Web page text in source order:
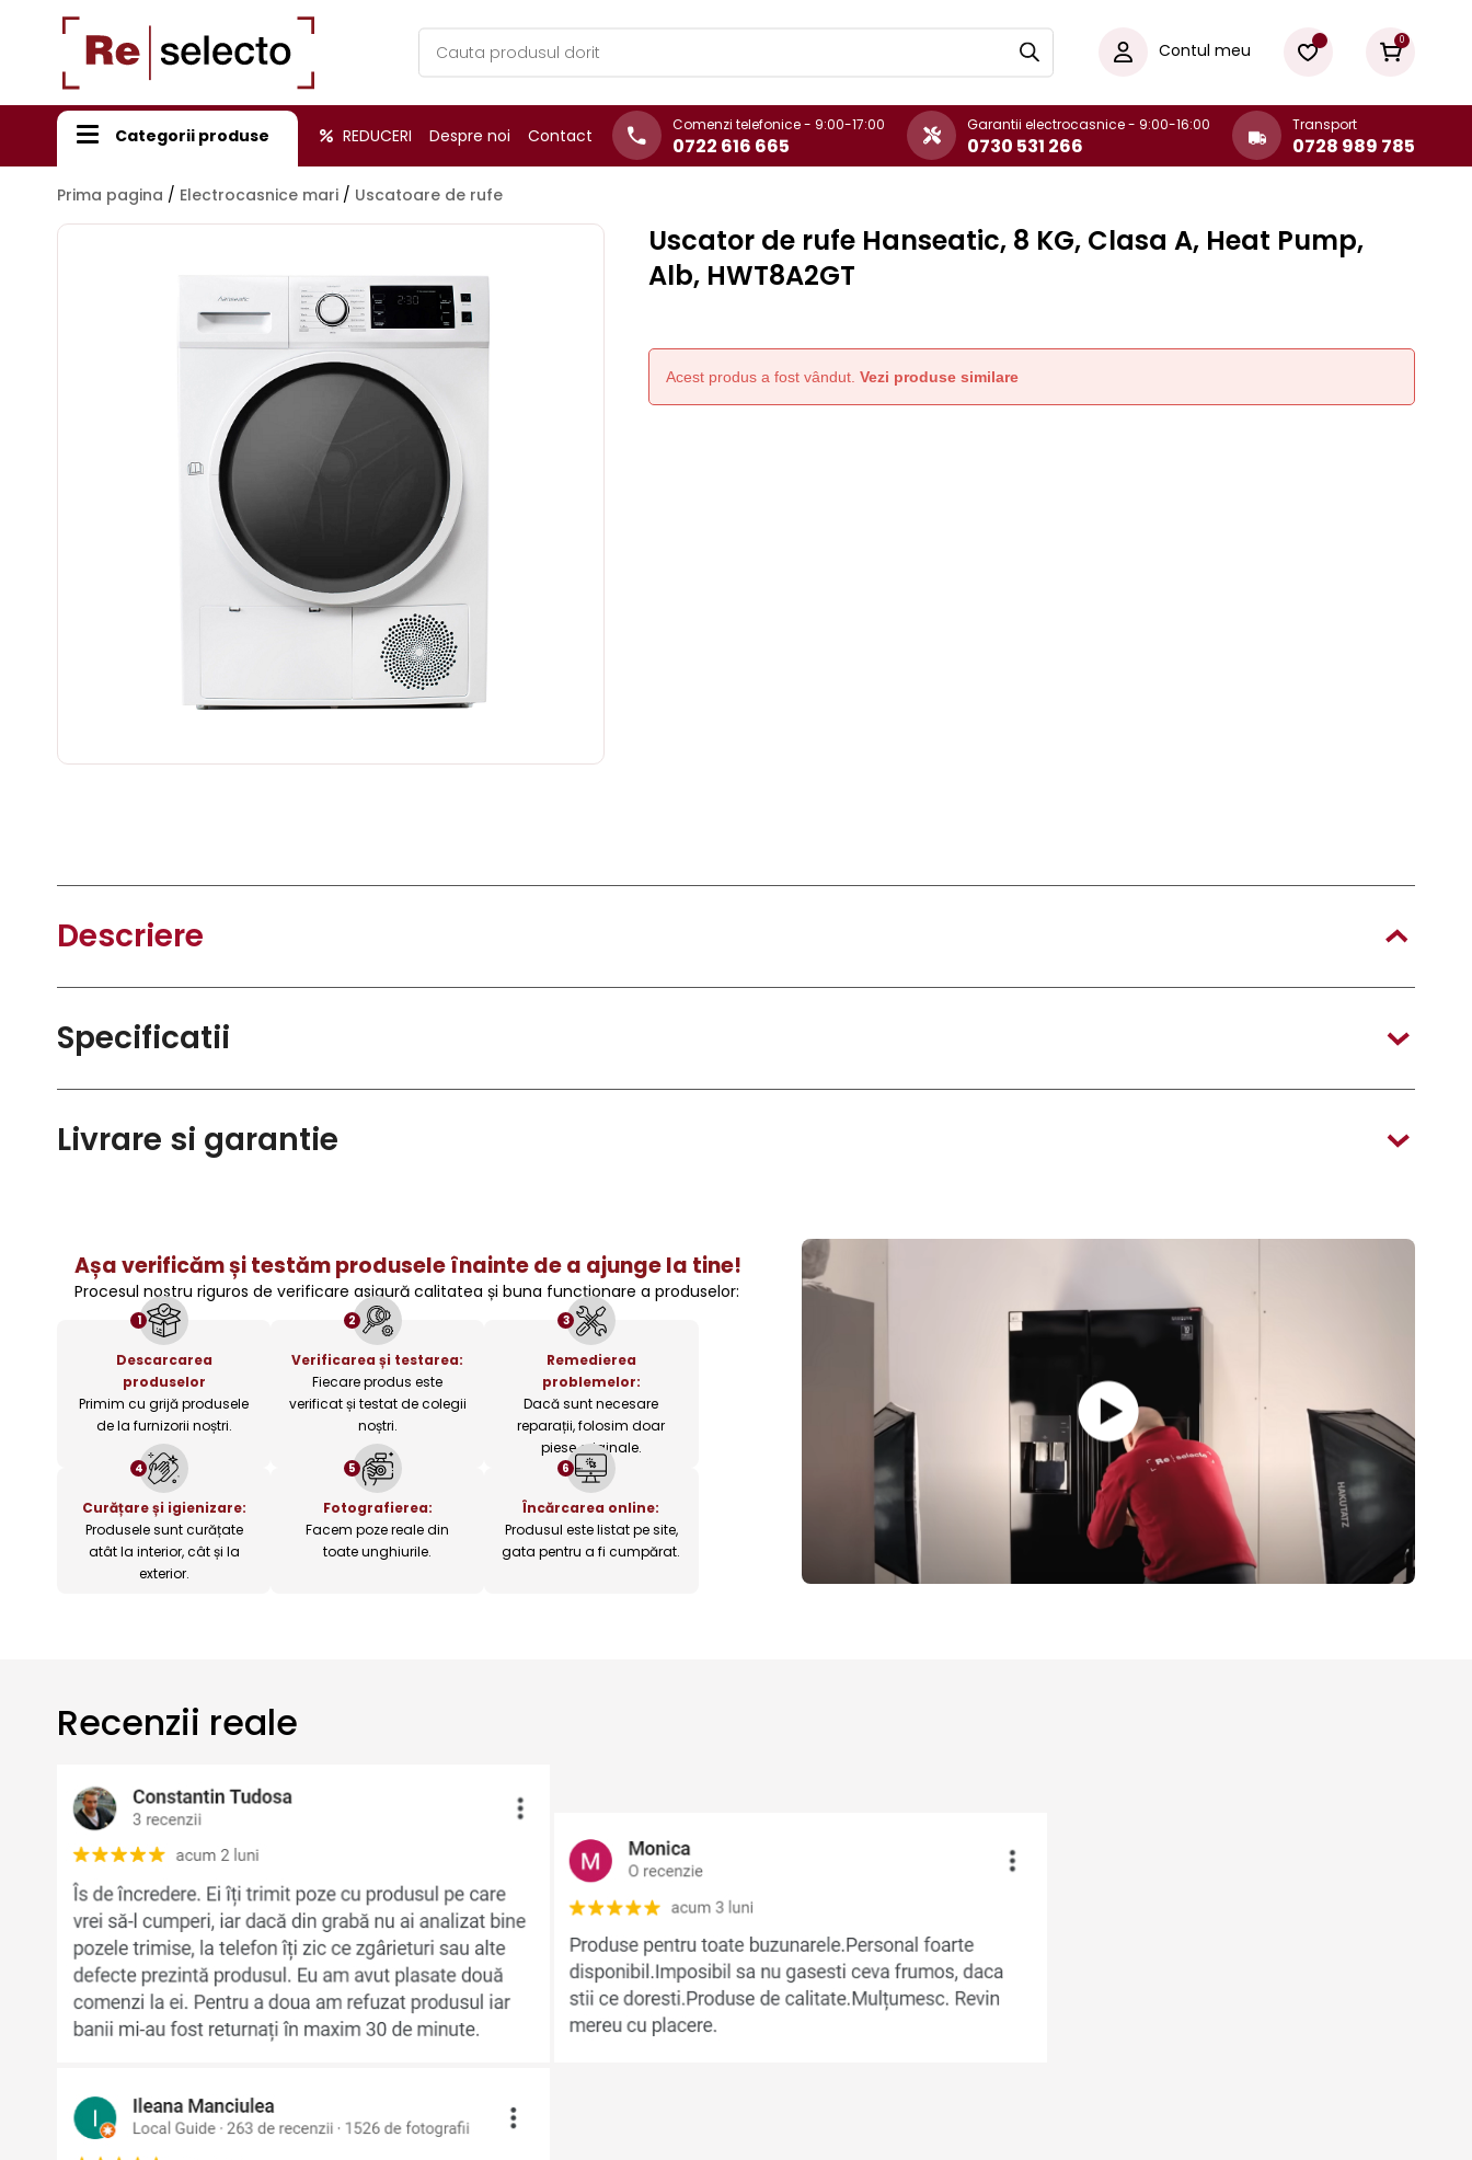
Contul meu 0
Products
search
Categorii produse REDUCERI Despre noi Contact
Comenzi telefonice - 9:00-17:00
0722 616 665
Garantii electrocasnice - 9:00-16:00
0730 531 266
Transport
0728 989 785
Prima pagina / Electrocasnice mari / Uscatoare de rufe
Uscator de rufe Hanseatic, 8 KG, Clasa A, Heat Pump,
Alb, HWT8A2GT
Acest produs a fost vândut. Vezi produse similare
Descriere
Specificatii
Livrare si garantie
Așa verificăm și testăm produsele înainte de a ajunge la tine!
Procesul nostru riguros de verificare asigură calitatea și buna funcționare a produselor:
1
Descarcarea
produselor
Primim cu grijă produsele
de la furnizorii noștri.
2
Verificarea și testarea:
Fiecare produs este
verificat și testat de colegii
noștri.
3
Remedierea
problemelor:
Dacă sunt necesare
reparații, folosim doar
piese originale.
4
Curățare și igienizare:
Produsele sunt curățate
atât la interior, cât și la
exterior.
5
Fotografierea:
Facem poze reale din
toate unghiurile.
6
Încărcarea online:
Produsul este listat pe site,
gata pentru a fi cumpărat.
Recenzii reale